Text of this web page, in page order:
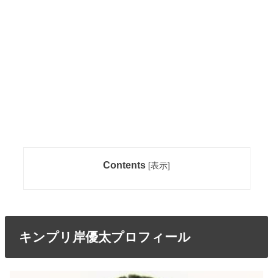
Contents [表示]
キンプリ岸優太プロフィール